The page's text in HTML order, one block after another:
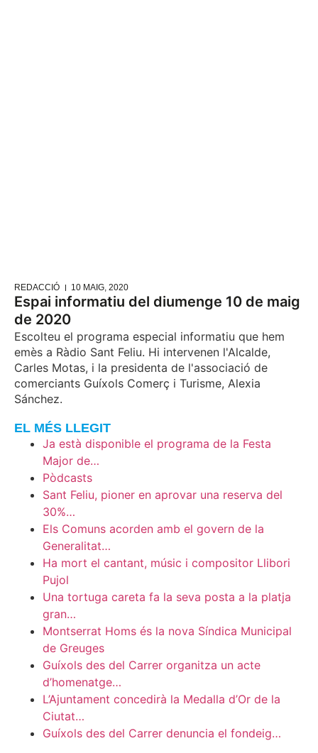
REDACCIÓ 10 MAIG, 2020
Espai informatiu del diumenge 10 de maig
de 2020
Escolteu el programa especial informatiu que hem
emès a Ràdio Sant Feliu. Hi intervenen l'Alcalde,
Carles Motas, i la presidenta de l'associació de
comerciants Guíxols Comerç i Turisme, Alexia
Sánchez.
EL MÉS LLEGIT
Ja està disponible el programa de la Festa
Major de…
Pòdcasts
Sant Feliu, pioner en aprovar una reserva del
30%…
Els Comuns acorden amb el govern de la
Generalitat…
Ha mort el cantant, músic i compositor Llibori
Pujol
Una tortuga careta fa la seva posta a la platja
gran…
Montserrat Homs és la nova Síndica Municipal
de Greuges
Guíxols des del Carrer organitza un acte
d’homenatge…
L’Ajuntament concedirà la Medalla d’Or de la
Ciutat…
Guíxols des del Carrer denuncia el fondeig…